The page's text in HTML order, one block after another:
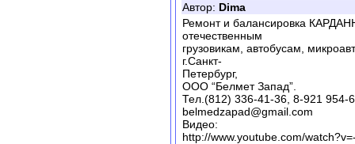
Автор: Dima
Ремонт и балансировка
отечественным
грузовикам, автобусам,
г.Санкт-
Петербург,
ООО “Белмет Запад”.
Тел.(812) 336-41-36, 8-921 954-
belmedzapad@gmail.com
Видео:
http://www.youtube.com/